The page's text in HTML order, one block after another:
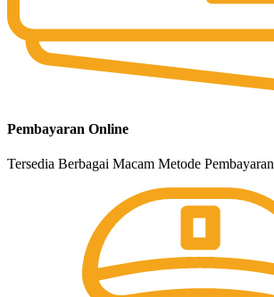
Pembayaran Online
Tersedia Berbagai Macam Metode Pembayaran